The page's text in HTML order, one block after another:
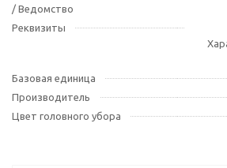
/ Ведомство
Реквизиты
Базовая единица
Производитель
Цвет головного убора